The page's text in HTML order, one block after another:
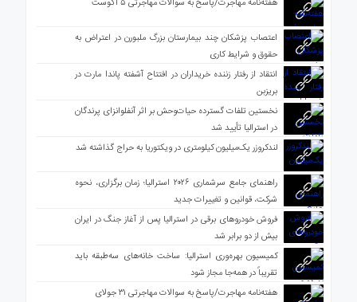
هفته‌نامه مهاجرت/پاسخ به سوالات مهاجرتی ۵ آگوست
اعتصاب پزشکان چند بیمارستان بزرگ ملبورن در اعتراض به
حقوق و شرایط کاری
انتقاد از رفتار زننده خریداران در افتتاح آشفته پاندا مارت در
بریزبن
نخستین تلفات گسترده حیات‌وحش بر اثر آنفلوانزای پرندگان
در استرالیا تأیید شد
لندکروزر یک‌میلیون کیلومتری در ویکتوریا به حراج گذاشته شد
راهنمای جامع سرشماری ۲۰۲۶ استرالیا؛ زمان برگزاری، نحوه
شرکت، قوانین و تغییرات جدید
فروش خودروهای برقی در استرالیا پس از آغاز جنگ در ایران
بیش از دو برابر شد
کمیسیون بهره‌وری استرالیا: ساخت خانه‌های سه‌طبقه باید
تقریباً در همه‌جا مجاز شود
هفته‌نامه مهاجرت/پاسخ به سوالات مهاجرتی ۳۱ جولای